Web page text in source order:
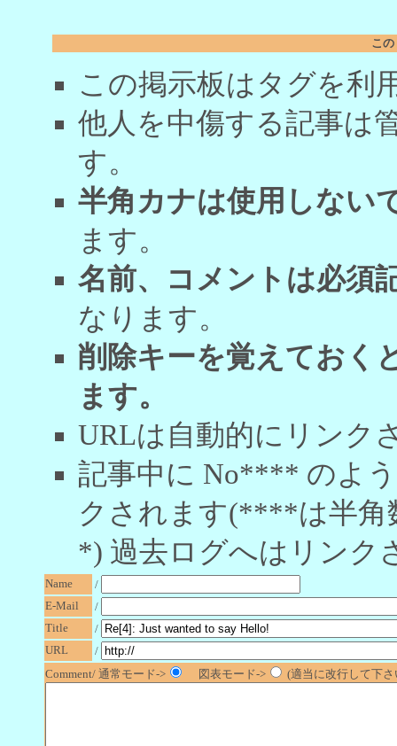
こ
この掲示板はタグを利
他人を中傷する記事は
す。
半角カナは使用しない
ます。
名前、コメントは必須
なります。
削除キーを覚えておく
ます。
URLは自動的にリンク
記事中に No**** のよ
クされます(****は半角
*) 過去ログへはリンク
Name
/
E-Mail
/
Title
/
URL
/
Comment/ 通常モード->
図表モード-> (適当に改行して下